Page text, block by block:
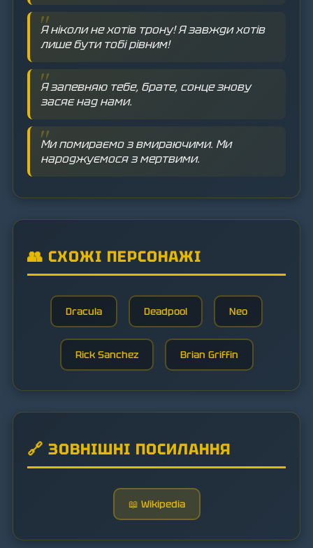
Я ніколи не хотів трону! Я завжди хотів
лише бути тобі рівним!
Я запевняю тебе, брате, сонце знову
засяє над нами.
Ми помираємо з вмираючими. Ми
народжуємося з мертвими.
👥 СХОЖІ ПЕРСОНАЖІ
Dracula Deadpool Neo
Rick Sanchez Brian Griffin
🔗 ЗОВНІШНІ ПОСИЛАННЯ
📖 Wikipedia